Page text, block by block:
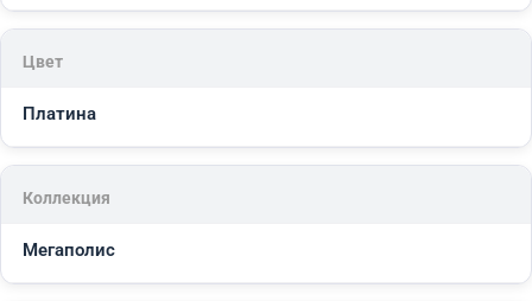
Цвет
Платина
Коллекция
Мегаполис